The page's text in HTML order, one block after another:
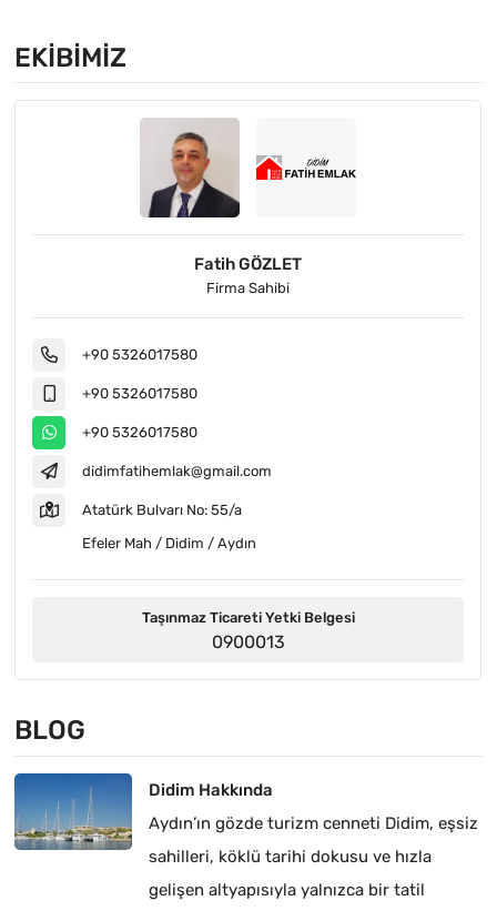
EKIBIMIZ
Fatih GÖZLET
Firma Sahibi
+90 5326017580
+90 5326017580
+90 5326017580
didimfatihemlak@gmail.com
Atatürk Bulvarı No: 55/a
Efeler Mah / Didim / Aydın
Taşınmaz Ticareti Yetki Belgesi
0900013
BLOG
Didim Hakkında
Aydın’ın gözde turizm cenneti Didim, eşsiz
sahilleri, köklü tarihi dokusu ve hızla
gelişen altyapısıyla yalnızca bir tatil